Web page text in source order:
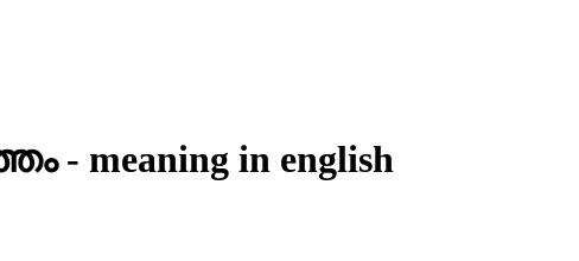
- meaning in english